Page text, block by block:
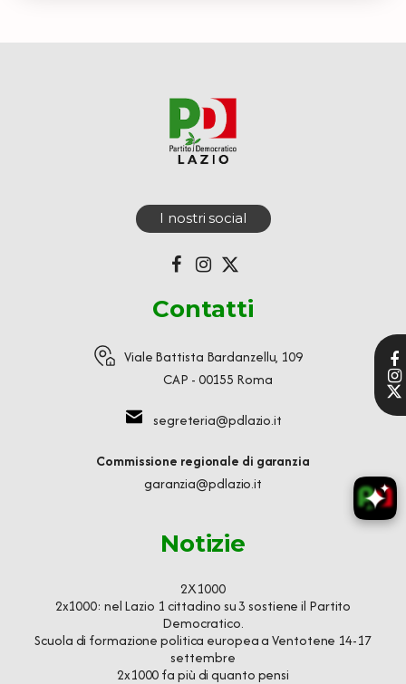
I nostri social
Contatti
Viale Battista Bardanzellu, 109
CAP - 00155 Roma
segreteria@pdlazio.it
Commissione regionale di garanzia
garanzia@pdlazio.it
Notizie
2X1000
2x1000: nel Lazio 1 cittadino su 3 sostiene il Partito
Democratico.
Scuola di formazione politica europea a Ventotene 14-17
settembre
2x1000 fa più di quanto pensi